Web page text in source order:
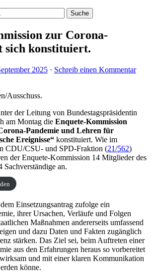
zur Corona-
sich konstituiert.
2025 · Schreib einen Kommentar
Ausschuss.
der Leitung von Bundestagspräsidentin
am Montag die Enquete-Kommission
Pandemie und Lehren für
Ereignisse“ konstituiert. Wie im
CDU/CSU- und SPD-Fraktion (21/562)
der Enquete-Kommission 14 Mitglieder des
Sachverständige an.
Einsetzungsantrag zufolge ein
ihrer Ursachen, Verläufe und Folgen
Maßnahmen andererseits umfassend
und dazu Daten und Fakten zugänglich
stärken. Das Ziel sei, beim Auftreten einer
aus den Erfahrungen heraus so vorbereitet
und mit einer klaren Kommunikation
könne.